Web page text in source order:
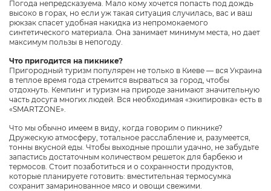
Погода непредсказуема. Мало кому хочется попасть под дождь
высоко в горах, но если уж такая ситуация случилась, вас и ваш
рюкзак спасет удобная накидка из непромокаемого
синтетического материала. Она занимает минимум места, но дает
максимум пользы в непогоду.
Что пригодится на пикнике?
Пригородный туризм популярен не только в Киеве — вся Украина
в теплое время года стремится вырваться за город, чтобы
отдохнуть. Кемпинг и туризм на природе занимают значительную
часть досуга многих людей. Вся необходимая «экипировка» есть в
«SMARTZONE».
Что мы обычно имеем в виду, когда говорим о пикнике?
Дружескую атмосферу, тотальное расслабление и, разумеется,
тонны вкусной еды. Чтобы выходные прошли удачно, не забудьте
запастись достаточным количеством решеток для барбекю и
термосов. Стоит позаботиться и о сохранности продуктов,
которые планируете готовить: вместительная термосумка
сохранит замаринованное мясо и овощи свежими.